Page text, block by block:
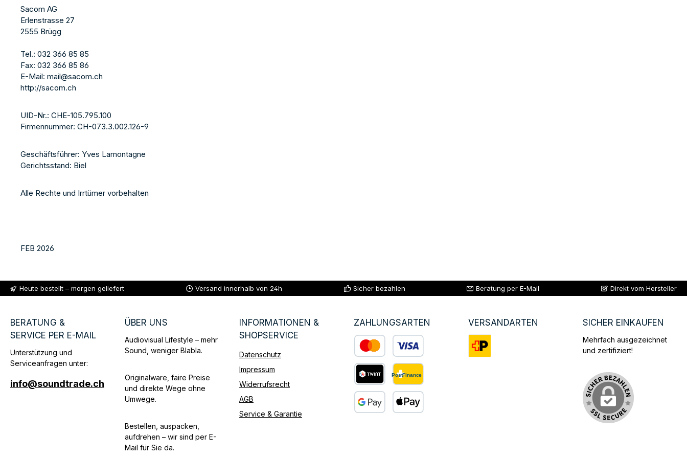
Sacom AG
Erlenstrasse 27
2555 Brügg
Tel.: 032 366 85 85
Fax: 032 366 85 86
E-Mail: mail@sacom.ch
http://sacom.ch
UID-Nr.: CHE-105.795.100
Firmennummer: CH-073.3.002.126-9
Geschäftsführer: Yves Lamontagne
Gerichtsstand: Biel
Alle Rechte und Irrtümer vorbehalten
FEB 2026
Heute bestellt – morgen geliefert Versand innerhalb von 24h Sicher bezahlen Beratung per E-Mail Direkt vom Hersteller
BERATUNG &
SERVICE PER E-MAIL
Unterstützung und
Serviceanfragen unter:
info@soundtrade.ch
ÜBER UNS
Audiovisual Lifestyle – mehr
Sound, weniger Blabla.
Originalware, faire Preise
und direkte Wege ohne
Umwege.
Bestellen, auspacken,
aufdrehen – wir sind per E-
Mail für Sie da.
INFORMATIONEN &
SHOPSERVICE
Datenschutz
Impressum
Widerrufsrecht
AGB
Service & Garantie
ZAHLUNGSARTEN
Benutzerdefiniertes Bild 1
Benutzerdefiniertes Bild 2
VERSANDARTEN SICHER EINKAUFEN
Mehrfach ausgezeichnet
und zertifiziert!